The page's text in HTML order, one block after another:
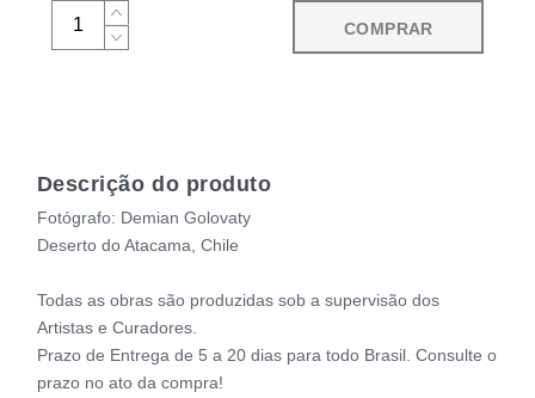
COMPRAR
Descrição do produto
Fotógrafo: Demian Golovaty
Deserto do Atacama, Chile
Todas as obras são produzidas sob a supervisão dos
Artistas e Curadores.
Prazo de Entrega de 5 a 20 dias para todo Brasil. Consulte o
prazo no ato da compra!